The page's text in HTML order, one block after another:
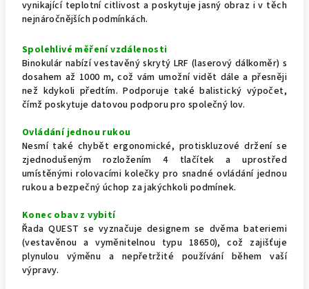
vynikající teplotní citlivost a poskytuje jasný obraz i v těch
nejnáročnějších podmínkách.
Spolehlivé měření vzdálenosti
Binokulár nabízí vestavěný skrytý LRF (laserový dálkoměr) s
dosahem až 1000 m, což vám umožní vidět dále a přesněji
než kdykoli předtím. Podporuje také balistický výpočet,
čímž poskytuje datovou podporu pro společný lov.
Ovládání jednou rukou
Nesmí také chybět ergonomické, protiskluzové držení se
zjednodušeným rozložením 4 tlačítek a uprostřed
umístěnými rolovacími kolečky pro snadné ovládání jednou
rukou a bezpečný úchop za jakýchkoli podmínek.
Konec obav z vybití
Řada QUEST se vyznačuje designem se dvěma bateriemi
(vestavěnou a vyměnitelnou typu 18650), což zajišťuje
plynulou výměnu a nepřetržité používání během vaší
výpravy.